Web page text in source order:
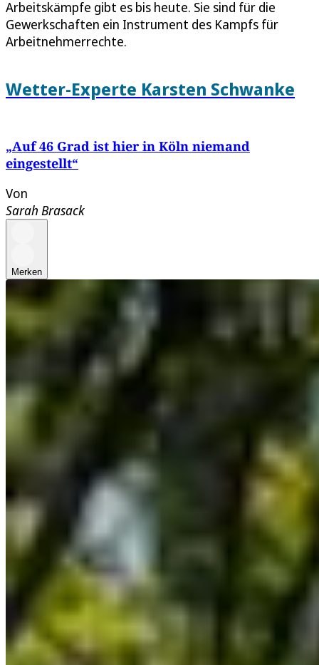
Arbeitskämpfe gibt es bis heute. Sie sind für die
Gewerkschaften ein Instrument des Kampfs für
Arbeitnehmerrechte.
Wetter-Experte Karsten Schwanke
„Auf 46 Grad ist hier in Köln niemand
eingestellt“
Von
Sarah Brasack
Merken